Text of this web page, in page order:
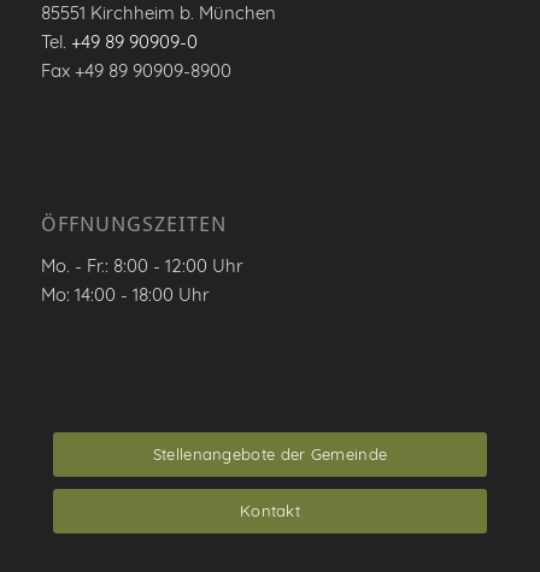
85551 Kirchheim b. München
Tel. +49 89 90909-0
Fax +49 89 90909-8900
ÖFFNUNGSZEITEN
Mo. - Fr.: 8:00 - 12:00 Uhr
Mo: 14:00 - 18:00 Uhr
Stellenangebote der Gemeinde
Kontakt